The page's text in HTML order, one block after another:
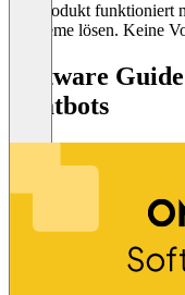
das Produkt funktioniert
Probleme lösen. Keine
Software
Chatbots